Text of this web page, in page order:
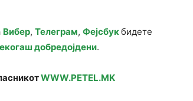
Вибер, Телеграм, Фејсбукбидете
добредојдени.
WWW.PETEL.MK